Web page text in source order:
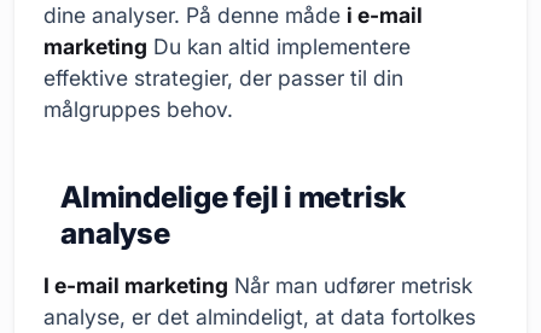
dine analyser. På denne måde i e-mail
marketing Du kan altid implementere
effektive strategier, der passer til din
målgruppes behov.
Almindelige fejl i metrisk
analyse
I e-mail marketing Når man udfører metrisk
analyse, er det almindeligt, at data fortolkes